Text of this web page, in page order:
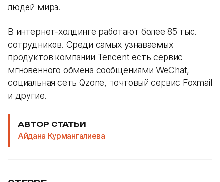
людей мира.
В интернет-холдинге работают более 85 тыс.
сотрудников. Среди самых узнаваемых
продуктов компании Tencent есть сервис
мгновенного обмена сообщениями WeChat,
социальная сеть Qzone, почтовый сервис Foxmail
и другие.
АВТОР СТАТЬИ
Айдана Курмангалиева